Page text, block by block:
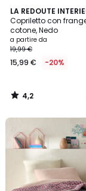
LA REDOUTE
Copriletto con
cotone, Nedo
a partire da
19,99 €
15,99 € -20%
4,2
/ 5
3
Colori
4,2
/